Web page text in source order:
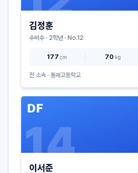
김정훈
수비수· 2학년 · No.12
177 cm 70 kg
전 소속 · 동래고등학교
DF
14
이서준